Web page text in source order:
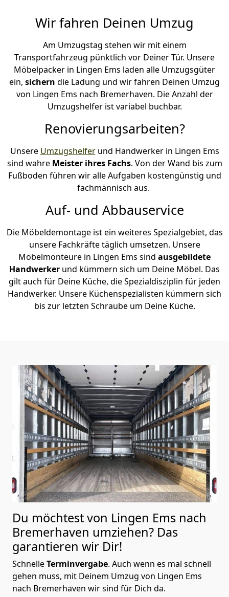
Wir fahren Deinen Umzug
Am Umzugstag stehen wir mit einem
Transportfahrzeug pünktlich vor Deiner Tür. Unsere
Möbelpacker in Lingen Ems laden alle Umzugsgüter
ein, sichern die Ladung und wir fahren Deinen Umzug
von Lingen Ems nach Bremer­haven. Die Anzahl der
Umzugshelfer ist variabel buchbar.
Renovierungsarbeiten?
Unsere Umzugshelferund Handwerker in Lingen Ems
sind wahre Meister ihres Fachs. Von der Wand bis zum
Fußboden führen wir alle Aufgaben kostengünstig und
fachmännisch aus.
Auf- und Abbauservice
Die Möbeldemontage ist ein weiteres Spezialgebiet, das
unsere Fachkräfte täglich umsetzen. Unsere
Möbelmonteure in Lingen Ems sind ausgebildete
Handwerker und kümmern sich um Deine Möbel. Das
gilt auch für Deine Küche, die Spezialdisziplin für jeden
Handwerker. Unsere Küchenspezialisten kümmern sich
bis zur letzten Schraube um Deine Küche.
Du möchtest von Lingen Ems nach
Bremer­haven umziehen? Das
garantieren wir Dir!
SchnelleTerminvergabe. Auch wenn es mal schnell
gehen muss, mit Deinem Umzug von Lingen Ems
nach Bremer­haven wir sind für Dich da.